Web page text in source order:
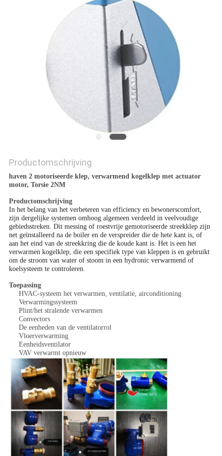
Productomschrijving
haven 2 motoriseerde klep, verwarmend kogelklep met actuator
motor, Torsie 2NM
Productomschrijving
In het belang van het verbeteren van efficiency en bewonerscomfort,
zijn dergelijke systemen omhoog algemeen verdeeld in veelvoudige
gebiedsstreken. Dit messing of roestvrije gemotoriseerde streekklep zijn
net geïnstalleerd na de boiler en de verspreider die de hete kant is, of
aan het eind van de streekkring die de koude kant is. Het is een het
verwarmen kogelklep, die een specifiek type van kleppen is en gebruikt
om de stroom van water of stoom in een hydronic verwarmend of
koelsysteem te controleren.
Toepassing
HVAC-systeem het verwarmen, ventilatie, airconditioning
Verwarmingssysteem
Plint/het stralende verwarmen
Convectors
De eenheden van de ventilatorrol
Vloerverwarming
Eenheidsventilator
VAV verwarmt opnieuw